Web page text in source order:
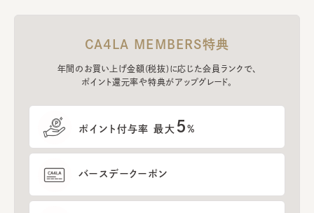
CA4LA MEMBERS特典
年間のお買い上げ金額(税抜)に応じた会員ランクで、
ポイント還元率や特典がアップグレード。
ポイント付与率 最大 5%
バースデークーポン